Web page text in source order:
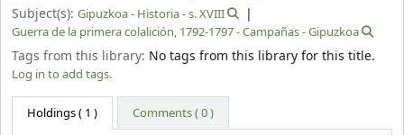
Subject(s): Gipuzkoa - Historia - s. XVIII
Guerra de la primera colalición, 1792-1797 - Campañas - Gipuzkoa
Tags from this library: No tags from this library for this title.
Log in to add tags.
Holdings( 1 ) Comments ( 0 )